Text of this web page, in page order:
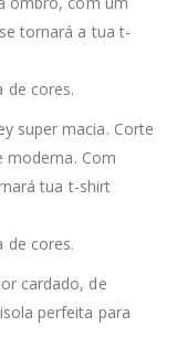
tornará a tua t-
de cores.
super macia. Corte
moderna. Com
tua t-shirt
de cores.
cardado, de
perfeita para